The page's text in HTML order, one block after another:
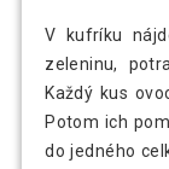
V kufríku
zeleninu,
Každý kus
Potom ich
do jedného